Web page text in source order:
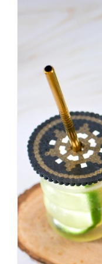
schöner
KNALLTS!
#badezimmer
#makeover
#badezimmerdesign
#renovieren
#altbau